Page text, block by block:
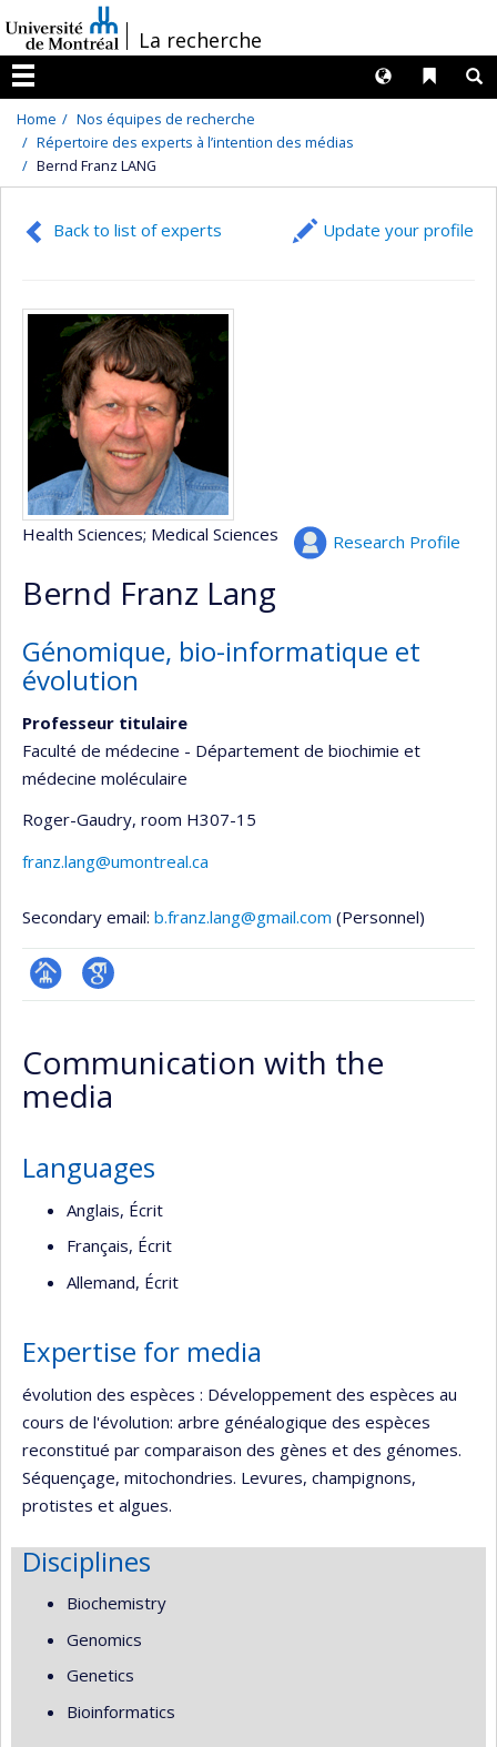
au
contenu
/La recherche
Menu
Liens
Langues
Home
Nos équipes de recherche
Répertoire des experts à l’intention des médias
Bernd Franz LANG
Back to list of experts Update your profile
Research Profile
Health Sciences; Medical Sciences
Bernd Franz Lang
Génomique, bio-informatique et
évolution
Professeur titulaire
Faculté de médecine - Département de biochimie et
médecine moléculaire
Roger-Gaudry, room H307-15
franz.lang@umontreal.ca
Secondary email: b.franz.lang@gmail.com (Personnel)
Page
(faculté,département,école)
Google
Communication with the
media
Languages
Anglais, Écrit
Français, Écrit
Allemand, Écrit
Expertise for media
évolution des espèces : Développement des espèces au
cours de l'évolution: arbre généalogique des espèces
reconstitué par comparaison des gènes et des génomes.
Séquençage, mitochondries. Levures, champignons,
protistes et algues.
Disciplines
Biochemistry
Genomics
Genetics
Bioinformatics